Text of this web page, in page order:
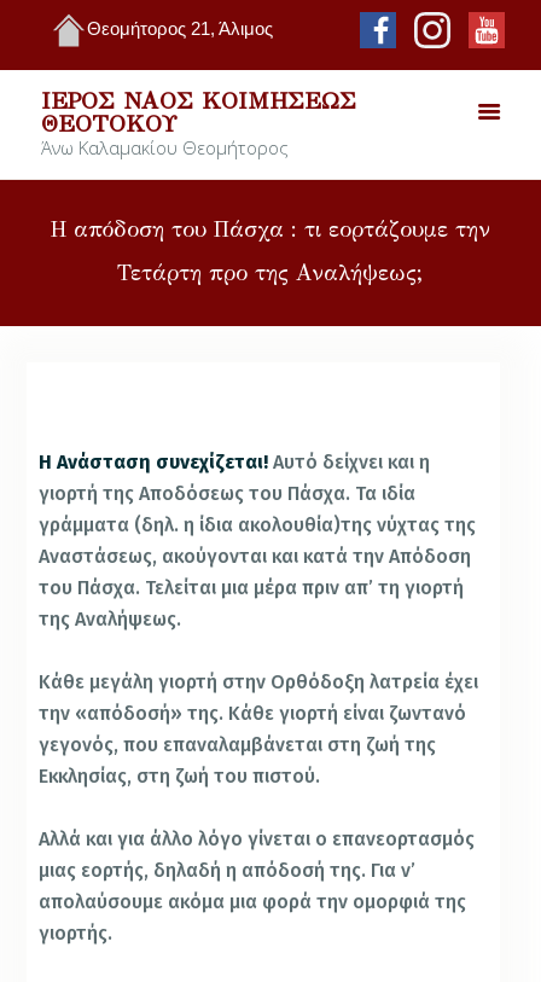
Θεομήτορος 21, Άλιμος
ΙΕΡΌΣ ΝΑΌΣ ΚΟΙΜΉΣΕΩΣ
ΘΕΟΤΌΚΟΥ
Άνω Καλαμακίου Θεομήτορος
Η απόδοση του Πάσχα : τι εορτάζουμε την
Τετάρτη προ της Αναλήψεως;
Η Ανάσταση συνεχίζεται! Αυτό δείχνει και η
γιορτή της Αποδόσεως του Πάσχα. Τα ιδία
γράμματα (δηλ. η ίδια ακολουθία)της νύχτας της
Αναστάσεως, ακούγονται και κατά την Απόδοση
του Πάσχα. Τελείται μια μέρα πριν απ’ τη γιορτή
της Αναλήψεως.
Κάθε μεγάλη γιορτή στην Ορθόδοξη λατρεία έχει
την «απόδοσή» της. Κάθε γιορτή είναι ζωντανό
γεγονός, που επαναλαμβάνεται στη ζωή της
Εκκλησίας, στη ζωή του πιστού.
Αλλά και για άλλο λόγο γίνεται ο επανεορτασμός
μιας εορτής, δηλαδή η απόδοσή της. Για ν’
απολαύσουμε ακόμα μια φορά την ομορφιά της
γιορτής.